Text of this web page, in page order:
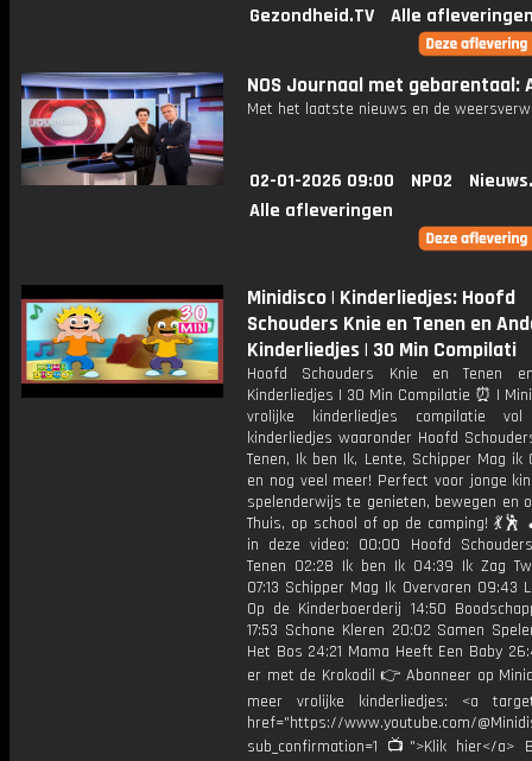
Gezondheid.TV
Alle
NOS Journaal met gebarentaal:
Met het laatste nieuws en de
02-01-2026 09:00 NPO2
Alle afleveringen
Minidisco | Kinderliedjes: Hoofd
Schouders Knie en Tenen en
Kinderliedjes | 30 Min Compilati
Hoofd Schouders Knie en Tenen
Kinderliedjes | 30 Min Compilatie ⏰ |
vrolijke kinderliedjes compilatie vol
kinderliedjes waaronder Hoofd
Tenen, Ik ben Ik, Lente, Schipper Mag ik
en nog veel meer! Perfect voor jonge
spelenderwijs te genieten, bewegen en
Thuis, op school of op de camping! 💃🕺
in deze video: 00:00 Hoofd
Tenen 02:28 Ik ben Ik 04:39 Ik Zag
07:13 Schipper Mag Ik Overvaren 09:43
Op de Kinderboerderij 14:50
17:53 Schone Kleren 20:02 Samen
Het Bos 24:21 Mama Heeft Een Baby
er met de Krokodil 👉 Abonneer op
meer vrolijke kinderliedjes: <a
href="https://www.youtube.com/
sub_confirmation=1 📺">Klik hier</a>